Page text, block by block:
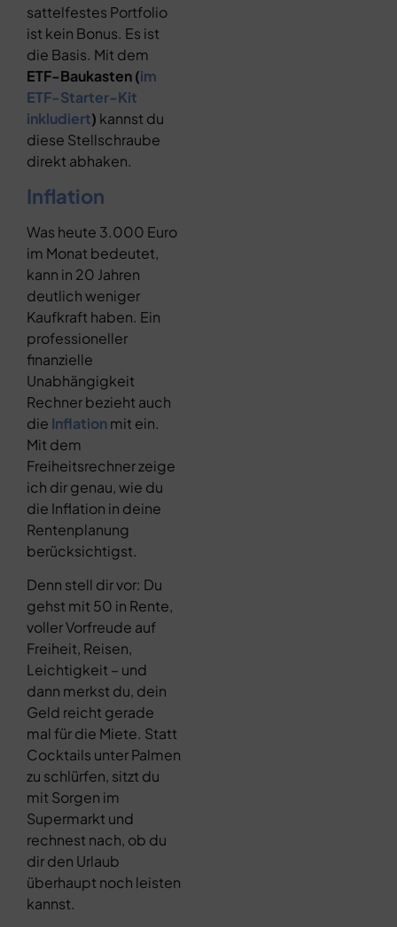
sattelfestes Portfolio
ist kein Bonus. Es ist
die Basis. Mit dem
ETF-Baukasten (im
ETF-Starter-Kit
inkludiert) kannst du
diese Stellschraube
direkt abhaken.
Inflation
Was heute 3.000 Euro
im Monat bedeutet,
kann in 20 Jahren
deutlich weniger
Kaufkraft haben. Ein
professioneller
finanzielle
Unabhängigkeit
Rechner bezieht auch
die Inflationmit ein.
Mit dem
Freiheitsrechner zeige
ich dir genau, wie du
die Inflation in deine
Rentenplanung
berücksichtigst.
Denn stell dir vor: Du
gehst mit 50 in Rente,
voller Vorfreude auf
Freiheit, Reisen,
Leichtigkeit – und
dann merkst du, dein
Geld reicht gerade
mal für die Miete. Statt
Cocktails unter Palmen
zu schlürfen, sitzt du
mit Sorgen im
Supermarkt und
rechnest nach, ob du
dir den Urlaub
überhaupt noch leisten
kannst.